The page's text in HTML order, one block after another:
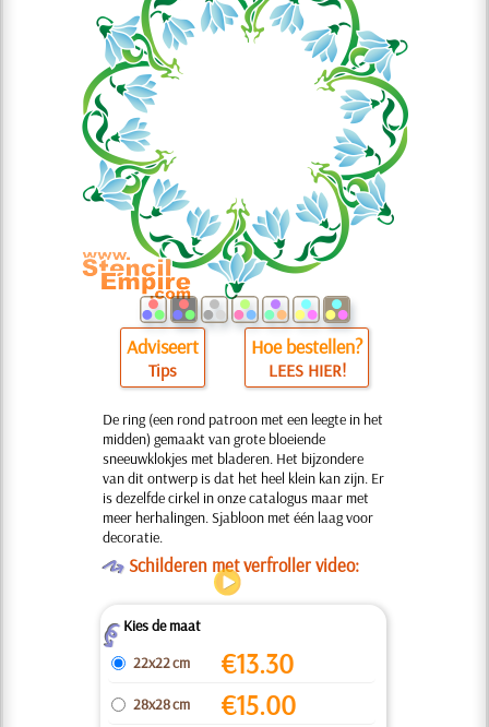
Adviseert
Tips
Hoe bestellen?
LEES HIER!
De ring (een rond patroon met een leegte in het
midden) gemaakt van grote bloeiende
sneeuwklokjes met bladeren. Het bijzondere
van dit ontwerp is dat het heel klein kan zijn. Er
is dezelfde cirkel in onze catalogus maar met
meer herhalingen. Sjabloon met één laag voor
decoratie.
OSchilderen met verfroller video:
ZKies de maat
22x22 cm
€13.30
28x28 cm €15.00